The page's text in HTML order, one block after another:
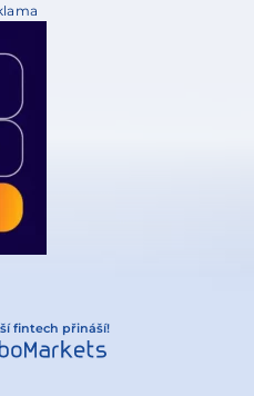
fintech přináší!